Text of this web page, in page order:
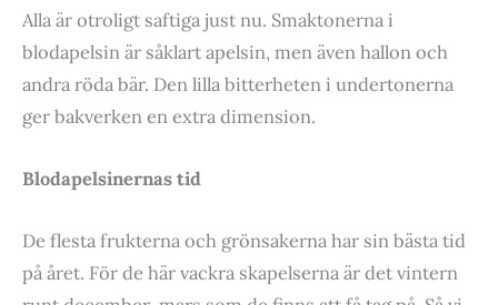
Alla är otroligt saftiga just nu. Smaktonerna i
blodapelsin är såklart apelsin, men även hallon och
andra röda bär. Den lilla bitterheten i undertonerna
ger bakverken en extra dimension.
Blodapelsinernas tid
De flesta frukterna och grönsakerna har sin bästa tid
på året. För de här vackra skapelserna är det vintern